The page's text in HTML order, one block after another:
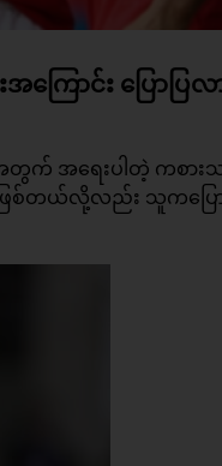
ြောင်း ပြောပြ
က် အရေးပါတဲ့ ကစားသ
ြစ်တယ်လို့လည်း သူကပြော